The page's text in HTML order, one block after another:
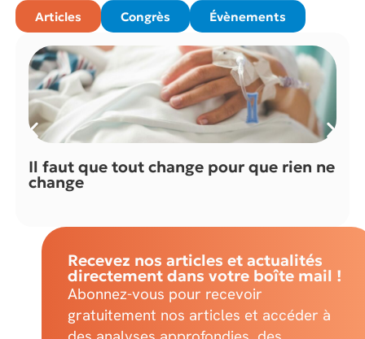
Articles Congrès Évènements
Il faut que tout change pour que rien ne
change
Recevez nos articles et actualités
directement dans votre boîte mail !
Abonnez-vous pour recevoir
gratuitement nos articles et accéder à